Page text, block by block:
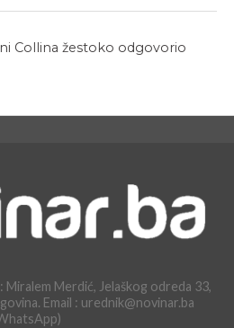
Collina žestoko odgovorio
Merdić, Jelaškog odreda 33,
Email : urednik@novinar.ba